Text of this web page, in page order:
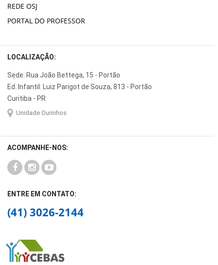
REDE OSJ
PORTAL DO PROFESSOR
LOCALIZAÇÃO:
Sede: Rua João Bettega, 15 - Portão
Ed. Infantil: Luiz Parigot de Souza, 813 - Portão
Curitiba - PR
Unidade Ourinhos
ACOMPANHE-NOS:
ENTRE EM CONTATO:
(41) 3026-2144